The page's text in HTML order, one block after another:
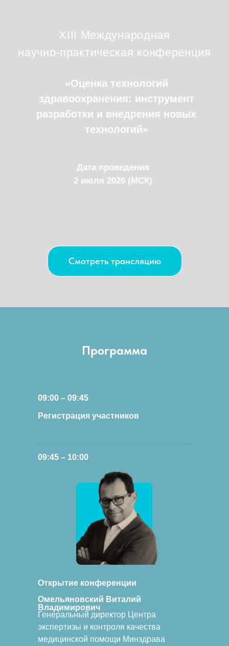
научно-практическая конференция
Дата проведения
2 июля 2026 (МСК)
«Оценка технологий
разработки и внедрения новых
Смотреть трансляцию
Программа
Регистрация участников
09:00 – 09:45
Открытие конференции
Омельяновский Виталий
Владимирович
Генеральный директор Центра
экспертизы и контроля качества
медицинской помощи Минздрава
09:45 – 10:00